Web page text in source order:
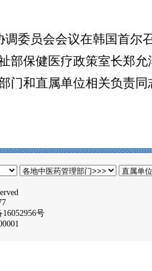
员会会议在韩国首尔
部保健医疗政策室长郑
和直属单位相关负责同
16052956号